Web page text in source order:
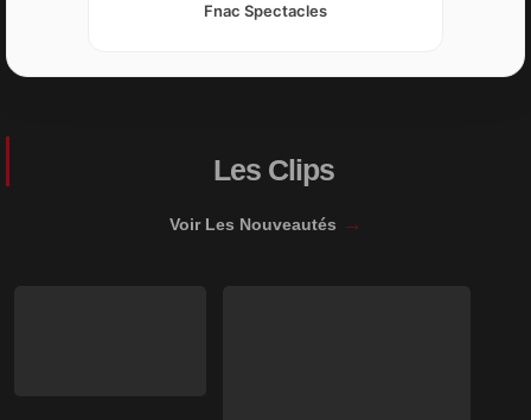
Fnac Spectacles
Les Clips
Voir Les Nouveautés →